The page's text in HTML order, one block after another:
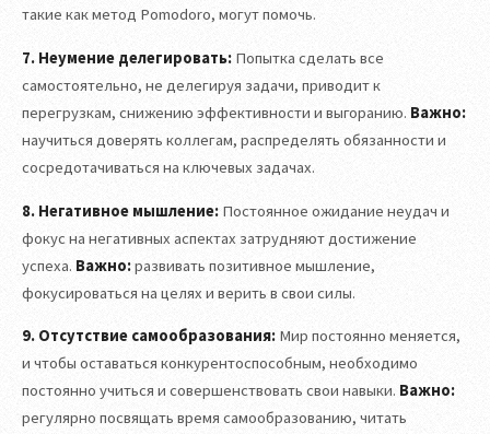
такие как метод Pomodoro, могут помочь.
7. Неумение делегировать: Попытка сделать все
самостоятельно, не делегируя задачи, приводит к
перегрузкам, снижению эффективности и выгоранию. Важно:
научиться доверять коллегам, распределять обязанности и
сосредотачиваться на ключевых задачах.
8. Негативное мышление: Постоянное ожидание неудач и
фокус на негативных аспектах затрудняют достижение
успеха. Важно:развивать позитивное мышление,
фокусироваться на целях и верить в свои силы.
9. Отсутствие самообразования: Мир постоянно меняется,
и чтобы оставаться конкурентоспособным, необходимо
постоянно учиться и совершенствовать свои навыки. Важно:
регулярно посвящать время самообразованию, читать